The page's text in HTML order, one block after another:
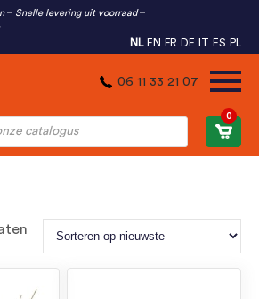
Snelle levering uit voorraad
NL EN FR DE IT ES PL
06 11 33 21 07
0
Gesorteerd
nieuwste